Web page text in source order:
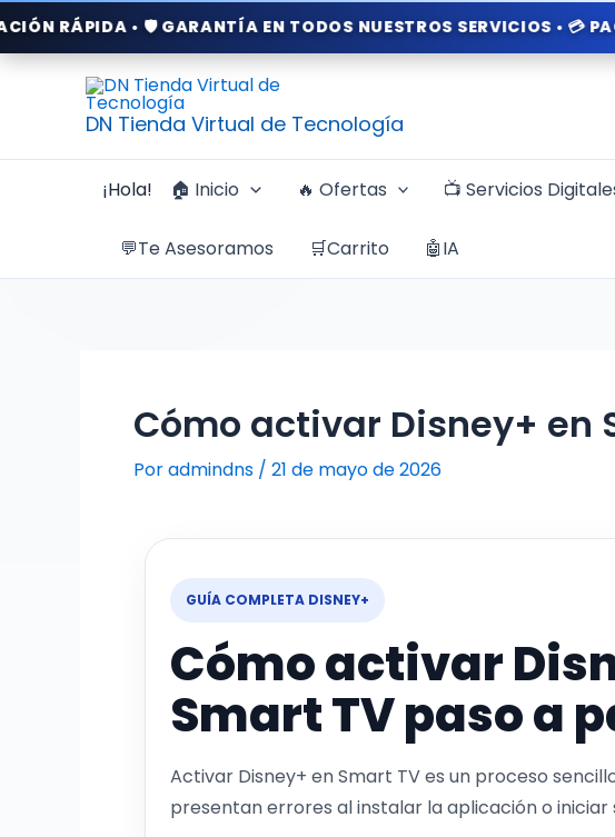
• 🛡️ GARANTÍA EN TODOS NUESTROS SERVICIOS • 💳
contenido
DN Tienda Virtual de Tecnología
¡Hola! 🏠 Inicio 🔥 Ofertas 📺 Servicios
💬Te Asesoramos 🛒Carrito 🤖IA
Cómo activar Disney+ en
Poradmindns / 21 de mayo de 2026
GUÍA COMPLETA DISNEY+
Cómo activar
Smart TV paso a
Activar Disney+ en Smart TV es un proceso
presentan errores al instalar la aplicación o iniciar